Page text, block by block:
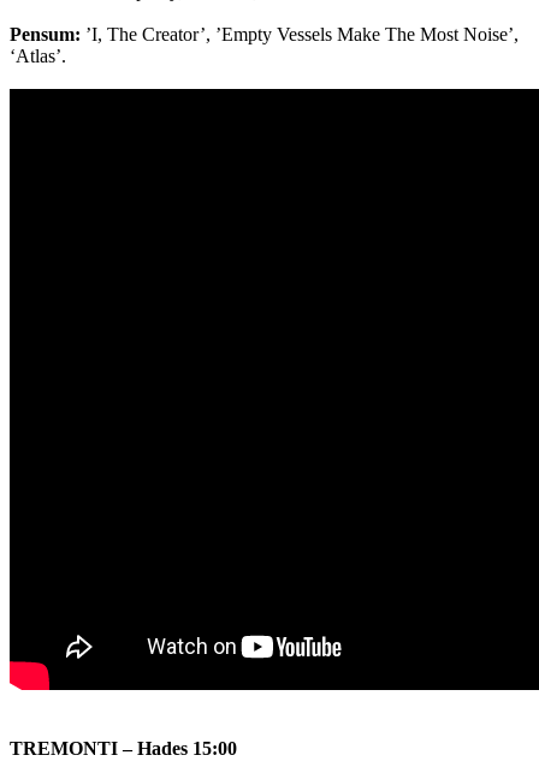
Pensum: ’I, The Creator’, ’Empty Vessels Make The Most Noise’,
‘Atlas’.
TREMONTI – Hades 15:00